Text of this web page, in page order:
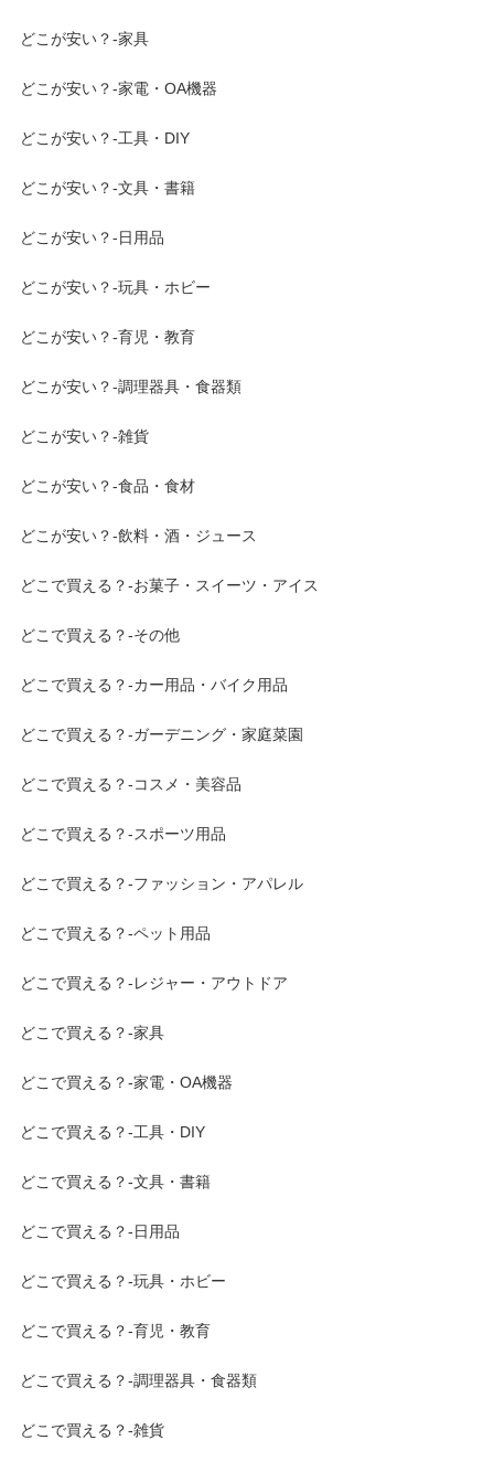
どこが安い？-家具
どこが安い？-家電・OA機器
どこが安い？-工具・DIY
どこが安い？-文具・書籍
どこが安い？-日用品
どこが安い？-玩具・ホビー
どこが安い？-育児・教育
どこが安い？-調理器具・食器類
どこが安い？-雑貨
どこが安い？-食品・食材
どこが安い？-飲料・酒・ジュース
どこで買える？-お菓子・スイーツ・アイス
どこで買える？-その他
どこで買える？-カー用品・バイク用品
どこで買える？-ガーデニング・家庭菜園
どこで買える？-コスメ・美容品
どこで買える？-スポーツ用品
どこで買える？-ファッション・アパレル
どこで買える？-ペット用品
どこで買える？-レジャー・アウトドア
どこで買える？-家具
どこで買える？-家電・OA機器
どこで買える？-工具・DIY
どこで買える？-文具・書籍
どこで買える？-日用品
どこで買える？-玩具・ホビー
どこで買える？-育児・教育
どこで買える？-調理器具・食器類
どこで買える？-雑貨